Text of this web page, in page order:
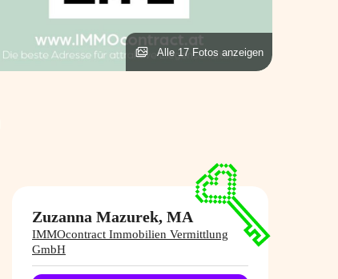
Alle 17 Fotos anzeigen
Zuzanna Mazurek, MA
IMMOcontract Immobilien Vermittlung
GmbH